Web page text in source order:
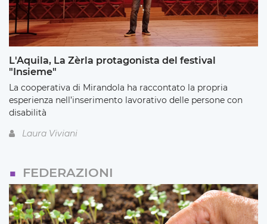
L'Aquila, La Zèrla protagonista del festival
"Insieme"
La cooperativa di Mirandola ha raccontato la propria
esperienza nell’inserimento lavorativo delle persone con
disabilità
Laura Viviani
FEDERAZIONI